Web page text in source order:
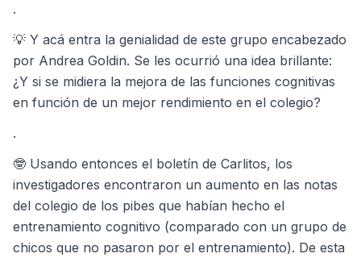
.
💡 Y acá entra la genialidad de este grupo encabezado
por Andrea Goldin. Se les ocurrió una idea brillante:
¿Y si se midiera la mejora de las funciones cognitivas
en función de un mejor rendimiento en el colegio?
.
🤓 Usando entonces el boletín de Carlitos, los
investigadores encontraron un aumento en las notas
del colegio de los pibes que habían hecho el
entrenamiento cognitivo (comparado con un grupo de
chicos que no pasaron por el entrenamiento). De esta